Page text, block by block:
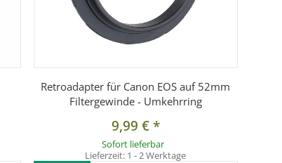
Retroadapter für Canon EOS auf 52mm
Filtergewinde - Umkehrring
9,99 €*
Sofort lieferbar
Lieferzeit: 1 - 2 Werktage